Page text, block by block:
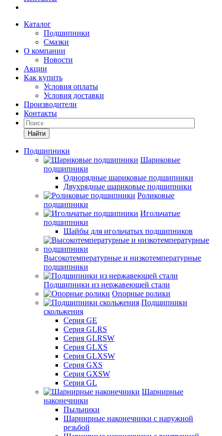
Каталог
Подшипники
Смазки
О компании
Новости
Акции
Как купить
Условия оплаты
Условия доставки
Производители
Контакты
Найти
Подшипники
Шариковые
подшипники
Однорядные шариковые подшипники
Двухрядные шариковые подшипники
Роликовые
подшипники
Игольчатые
подшипники
Шайбы для игольчатых подшипников
Высокотемпературные и низкотемпературные
подшипники
Подшипники из нержавеющей стали
Опорные ролики
Подшипники
скольжения
Серия GE
Серия GLRS
Серия GLRSW
Серия GLXS
Серия GLXSW
Серия GXS
Серия GXSW
Серия GL
Шарнирные
наконечники
Пыльники
Шарнирные наконечники с наружной
резьбой